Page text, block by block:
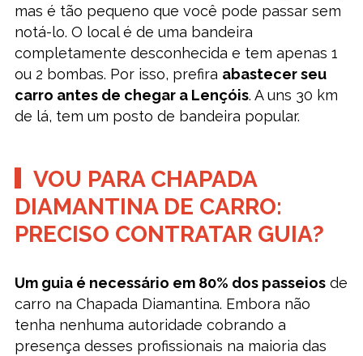
mas é tão pequeno que você pode passar sem
notá-lo. O local é de uma bandeira
completamente desconhecida e tem apenas 1
ou 2 bombas. Por isso, prefira abastecer seu
carro antes de chegar a Lençóis. A uns 30 km
de lá, tem um posto de bandeira popular.
VOU PARA CHAPADA
DIAMANTINA DE CARRO:
PRECISO CONTRATAR GUIA?
Um guia é necessário em 80% dos passeiosde
carro na Chapada Diamantina. Embora não
tenha nenhuma autoridade cobrando a
presença desses profissionais na maioria das